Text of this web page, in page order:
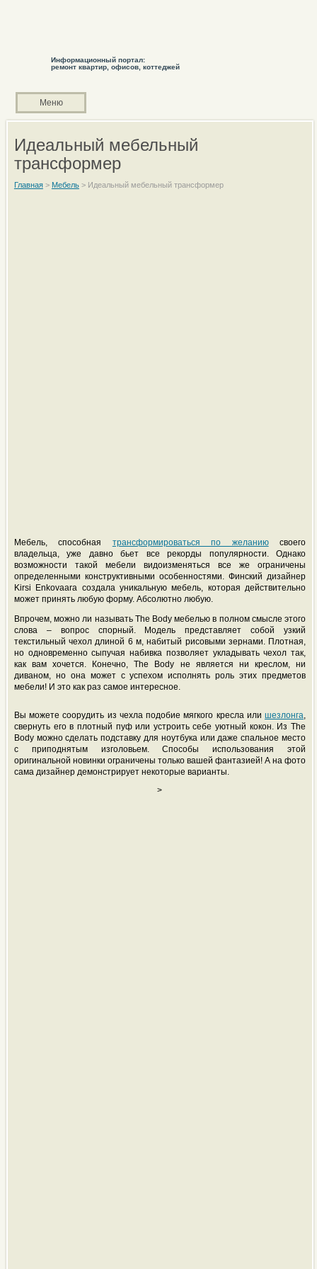
Информационный портал:
ремонт квартир, офисов, коттеджей
Меню
Идеальный мебельный
трансформер
Главная> Мебель> Идеальный мебельный трансформер
Мебель, способная трансформироваться по желаниюсвоего
владельца, уже давно бьет все рекорды популярности. Однако
возможности такой мебели видоизменяться все же ограничены
определенными конструктивными особенностями. Финский дизайнер
Kirsi Enkovaara создала уникальную мебель, которая действительно
может принять любую форму. Абсолютно любую.
Впрочем, можно ли называть The Body мебелью в полном смысле этого
слова – вопрос спорный. Модель представляет собой узкий
текстильный чехол длиной 6 м, набитый рисовыми зернами. Плотная,
но одновременно сыпучая набивка позволяет укладывать чехол так,
как вам хочется. Конечно, The Body не является ни креслом, ни
диваном, но она может с успехом исполнять роль этих предметов
мебели! И это как раз самое интересное.
Вы можете соорудить из чехла подобие мягкого кресла илишезлонга,
свернуть его в плотный пуф или устроить себе уютный кокон. Из The
Body можно сделать подставку для ноутбука или даже спальное место
с приподнятым изголовьем. Способы использования этой
оригинальной новинки ограничены только вашей фантазией! А на фото
сама дизайнер демонстрирует некоторые варианты.
>